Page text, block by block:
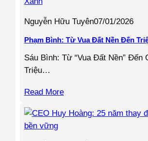
Nguyễn Hữu Tuyên07/01/2026
Phạm Bình: Từ Vua Đất Nền Đến
Sáu Bình: Từ “Vua Đất Nền” Đến
Triệu…
Read More